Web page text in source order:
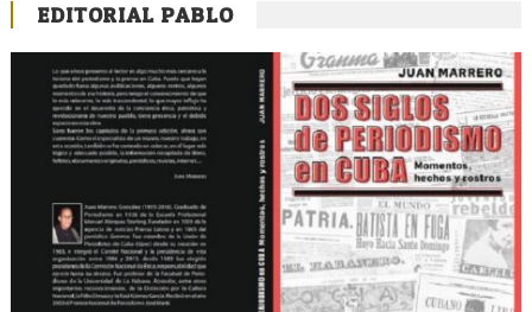
EDITORIAL PABLO